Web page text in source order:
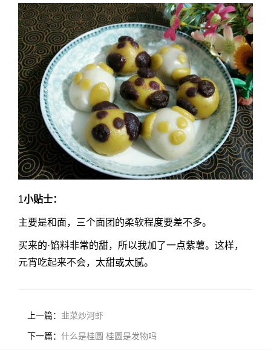
1小贴士：
主要是和面，三个面团的柔软程度要差不多。
买来的·馅料非常的甜，所以我加了一点紫薯。这样，
元宵吃起来不会，太甜或太腻。
上一篇： 韭菜炒河虾
下一篇： 什么是桂圆 桂圆是发物吗